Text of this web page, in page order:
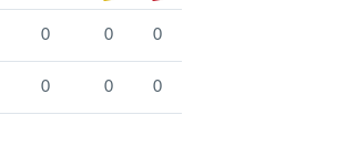
0 0 0
0 0 0